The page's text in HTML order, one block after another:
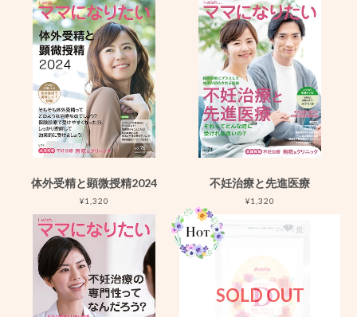
体外受精と顕微授精2024
¥1,320
不妊治療と先進医療
¥1,320
SOLD OUT